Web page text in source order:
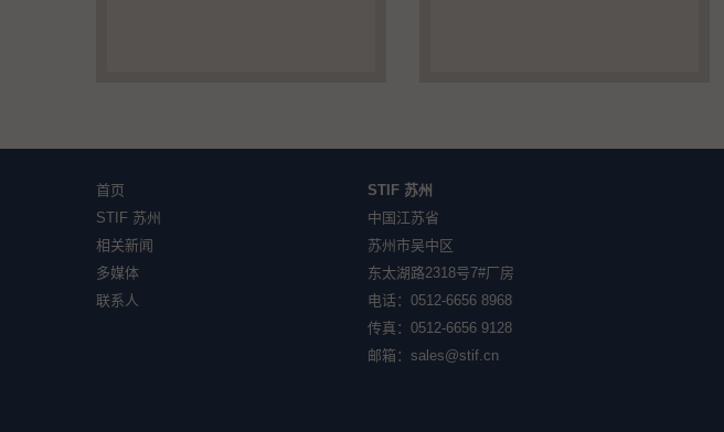
首页
STIF 苏州
相关新闻
多媒体
联系人
STIF 苏州
中国江苏省
苏州市吴中区
东太湖路2318号7#厂房
电话：0512-6656 8968
传真：0512-6656 9128
邮箱： sales@stif.cn